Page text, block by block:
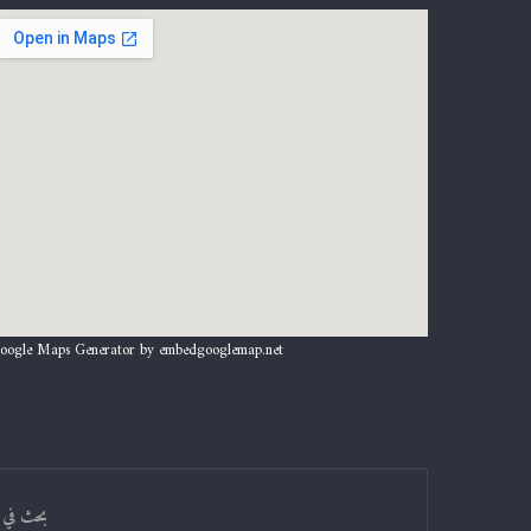
Maps Generator by embedgooglemap.net
بحث